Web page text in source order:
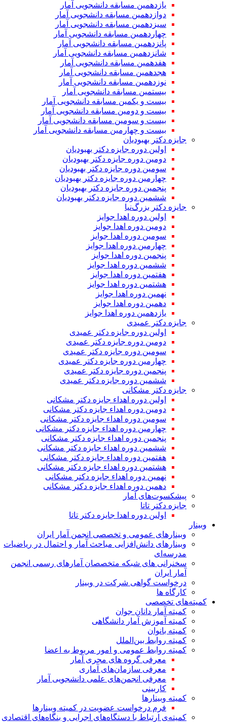
یازدهمین مسابقه دانشجویی آمار
دوازدهمین مسابقه دانشجویی آمار
سیزدهمین مسابقه دانشجویی آمار
چهاردهمین مسابقه دانشجویی آمار
پانزدهمین مسابقه دانشجویی آمار
شانزدهمین مسابقه دانشجویی آمار
هفدهمین مسابقه دانشجویی آمار
هجدهمین مسابقه دانشجویی آمار
نوزدهمین مسابقه دانشجویی آمار
بیستمین مسابقه دانشجویی آمار
بیست و یکمین مسابقه دانشجویی آمار
بیست و دومین مسابقه دانشجویی آمار
بیست و سومین مسابقه دانشجویی آمار
بیست و چهارمین مسابقه دانشجویی آمار
جایزه دکتر بهبودیان
اولین دوره جایزه دکتر بهبودیان
دومین دوره جایزه دکتر بهبودیان
سومین دوره جایزه دکتر بهبودیان
چهارمین دوره جایزه دکتر بهبودیان
پنجمین دوره جایزه دکتر بهبودیان
ششمین دوره جایزه دکتر بهبودیان
جایزه دکتر بزرگ‌نیا
اولین دوره اهدا جوایز
دومین دوره اهدا جوایز
سومین دوره اهدا جوایز
چهارمین دوره اهدا جوایز
پنجمین دوره اهدا جوایز
ششمین دوره اهدا جوایز
هفتمین دوره اهدا جوایز
هشتمین دوره اهدا جوایز
نهمین دوره اهدا جوایز
دهمین دوره اهدا جوایز
یازدهمین دوره اهدا جوایز
جایزه دکتر عمیدی
اولین دوره جایزه دکتر عمیدی
دومین دوره جایزه دکتر عمیدی
سومین دوره جایزه دکتر عمیدی
چهارمین دوره جایزه دکتر عمیدی
پنجمین دوره جایزه دکتر عمیدی
ششمین دوره جایزه دکتر عمیدی
جایزه دکتر مشکانی
اولین دوره اهداء جایزه دکتر مشکانی
دومین دوره اهداء جایزه دکتر مشکانی
سومین دوره اهداء جایزه دکتر مشکانی
چهارمین دوره اهداء جایزه دکتر مشکانی
پنجمین دوره اهداء جایزه دکتر مشکانی
ششمین دوره اهداء جایزه دکتر مشکانی
هفتمین دوره اهداء جایزه دکتر مشکانی
هشتمین دوره اهداء جایزه دکتر مشکانی
نهمین دوره اهداء جایزه دکتر مشکانی
دهمین دوره اهداء جایزه دکتر مشکانی
پیشکسوت‌های آمار
جایزه دکتر تاتا
اولین دوره اهدا جایزه دکتر تاتا
وبینار
وبینارهای عمومی و تخصصی انجمن آمار ایران
وبینارهای دانش‌افزایی مباحث آمار و احتمال در ریاضیات
مدرسه‌ای
سخنرانی های شبکه متخصصان آمارهای رسمی انجمن
آمار ایران
درخواست گواهی شرکت در وبینار
کارگاه ها
کمیته‌های تخصصی
کمیته آمار دانان جوان
کمیته آموزش آمار دانشگاهی
کمیته بانوان
کمیته روابط بین‌الملل
کمیته روابط عمومی و امور مربوط به اعضا
معرفی گروه های مجری آمار
معرفی سازمان‌های آماری
معرفی انجمن‌های علمی دانشجویی آمار
کاربینی
کمیته وبینارها
فرم درخواست عضویت در کمیته وبینارها
کمیته‌ی ارتباط با دستگاه‌های اجرایی و بنگاه‌های اقتصادی